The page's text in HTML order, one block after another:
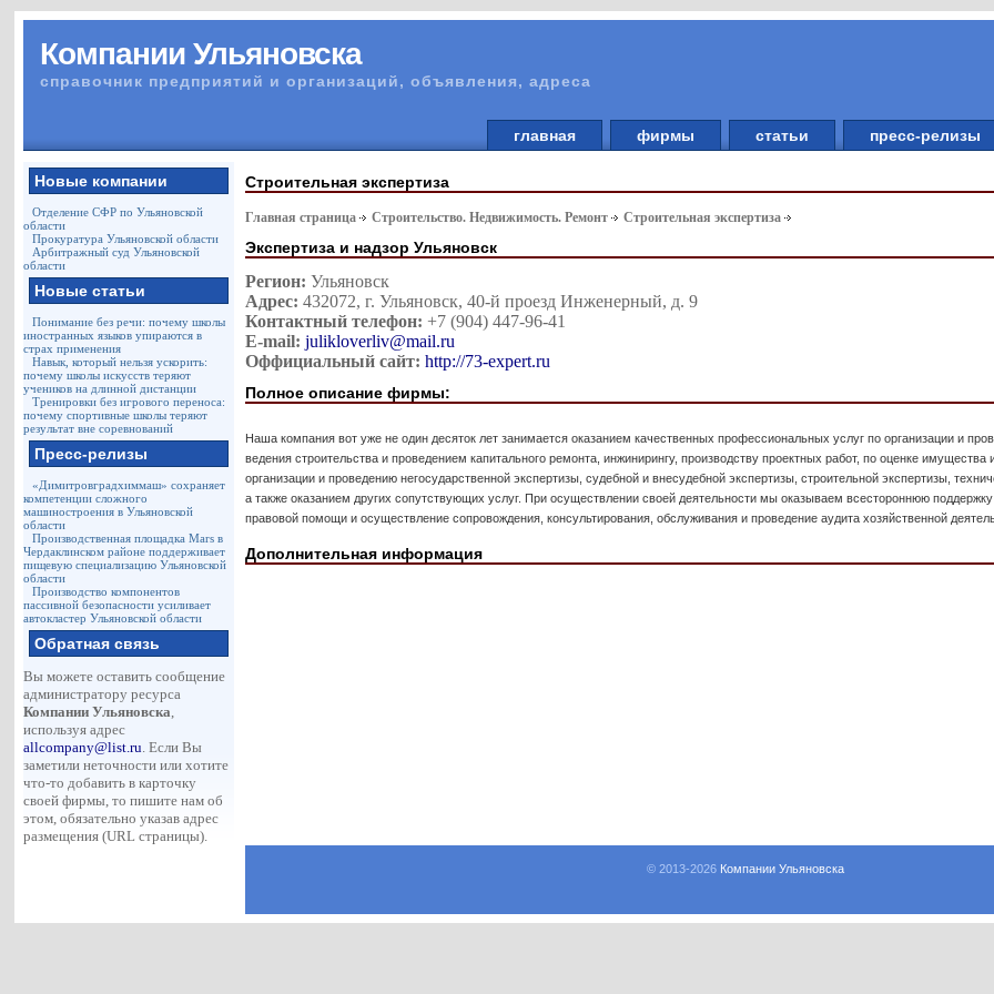
Компании Ульяновска
справочник предприятий и организаций, объявления, адреса
главная фирмы статьи пресс-релизы
Новые компании
Отделение СФР по Ульяновской
области
Прокуратура Ульяновской области
Арбитражный суд Ульяновской
области
Новые статьи
Понимание без речи: почему школы
иностранных языков упираются в
страх применения
Навык, который нельзя ускорить:
почему школы искусств теряют
учеников на длинной дистанции
Тренировки без игрового переноса:
почему спортивные школы теряют
результат вне соревнований
Пресс-релизы
«Димитровградхиммаш» сохраняет
компетенции сложного
машиностроения в Ульяновской
области
Производственная площадка Mars в
Чердаклинском районе поддерживает
пищевую специализацию Ульяновской
области
Производство компонентов
пассивной безопасности усиливает
автокластер Ульяновской области
Обратная связь
Вы можете оставить сообщение
администратору ресурса
Компании Ульяновска,
используя адрес
allcompany@list.ru. Если Вы
заметили неточности или хотите
что-то добавить в карточку
своей фирмы, то пишите нам об
этом, обязательно указав адрес
размещения (URL страницы).
Строительная экспертиза
Главная страница Строительство. Недвижимость. Ремонт Строительная экспертиза
Экспертиза и надзор Ульяновск
Регион:Ульяновск
Адрес:432072, г. Ульяновск, 40-й проезд Инженерный, д. 9
Контактный телефон:+7 (904) 447-96-41
E-mail:julikloverliv@mail.ru
Оффициальный сайт:http://73-expert.ru
Полное описание фирмы:
Наша компания вот уже не один десяток лет занимается оказанием качественных профессиональных услуг по организации и
ведения строительства и проведением капитального ремонта, инжинирингу, производству проектных работ, по оценке имущества
организации и проведению негосударственной экспертизы, судебной и внесудебной экспертизы, строительной экспертизы,
а также оказанием других сопутствующих услуг. При осуществлении своей деятельности мы оказываем всестороннюю
правовой помощи и осуществление сопровождения, консультирования, обслуживания и проведение аудита хозяйственной
Дополнительная информация
© 2013-2026 Компании Ульяновска